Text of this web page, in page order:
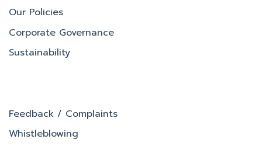
Our Policies
Corporate Governance
Sustainability
Feedback / Complaints
Whistleblowing